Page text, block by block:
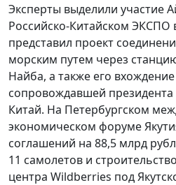
Эксперты выделили участие
Российско-Китайском ЭКСПО
представил проект
морским путем через
Найба, а также его
сопровождавшей
Китай. На Петербургском
экономическом форуме
соглашений на 88,5 млрд
11 самолетов и
центра Wildberries под